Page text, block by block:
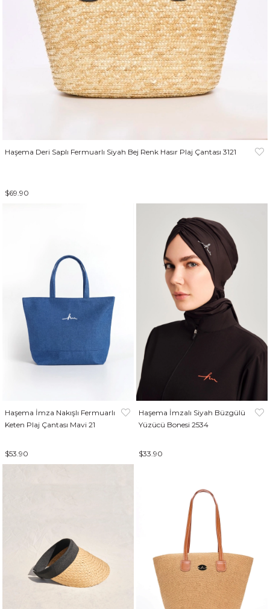
Haşema Deri Saplı Fermuarlı Siyah Bej Renk Hasır Plaj Çantası 3121
$69.90
Haşema İmza Nakışlı Fermuarlı
Keten Plaj Çantası Mavi 21
$53.90
Haşema İmzalı Siyah Büzgülü
Yüzücü Bonesi 2534
$33.90